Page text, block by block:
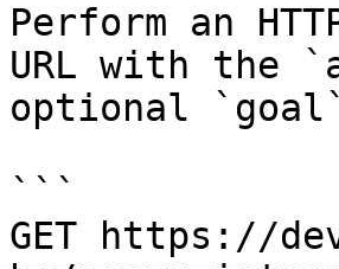
Perform an
URL with the
optional
```
GET https://